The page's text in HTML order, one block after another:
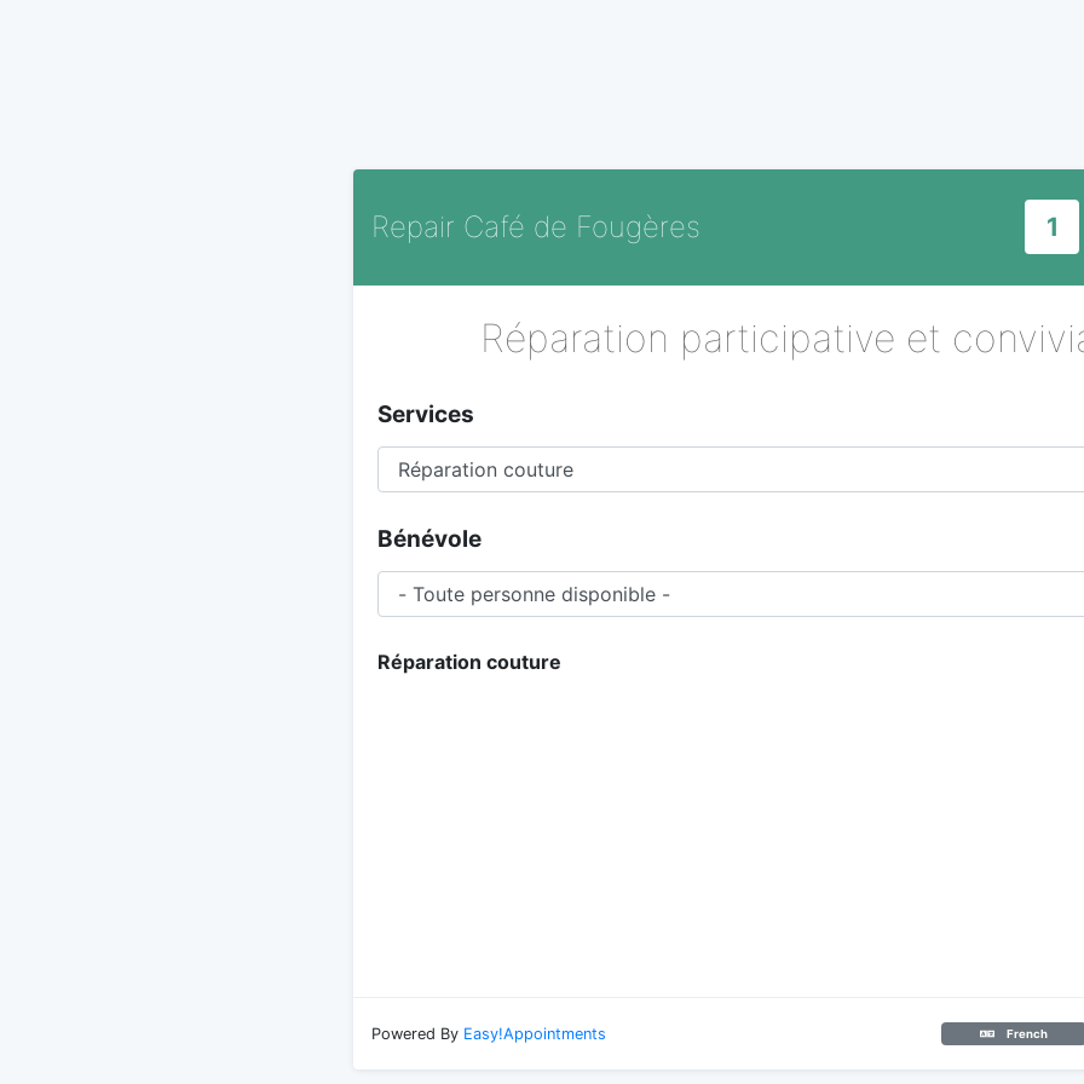
Repair Café de Fougères 1
Réparation participative et
Services
Bénévole
Réparation couture
Powered By Easy!Appointments French